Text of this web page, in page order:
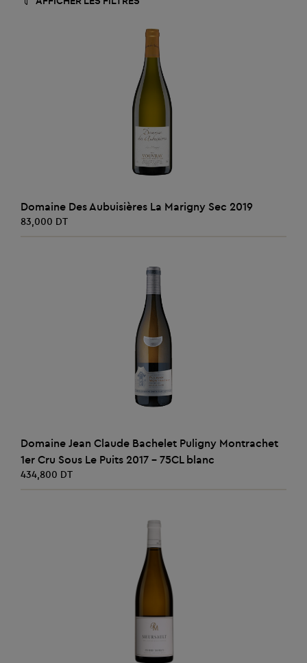
AJOUTER AU PANIER
Domaine Des Aubuisières La Marigny Sec 2019
83,000 DT
AJOUTER AU PANIER
Domaine Jean Claude Bachelet Puligny Montrachet
1er Cru Sous Le Puits 2017 - 75CL blanc
434,800 DT